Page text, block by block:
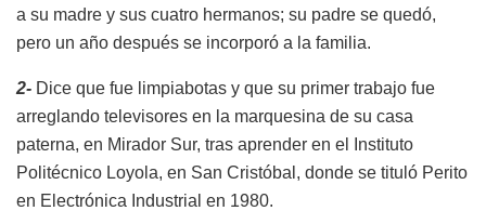
a su madre y sus cuatro hermanos; su padre se quedó,
pero un año después se incorporó a la familia.
2- Dice que fue limpiabotas y que su primer trabajo fue
arreglando televisores en la marquesina de su casa
paterna, en Mirador Sur, tras aprender en el Instituto
Politécnico Loyola, en San Cristóbal, donde se tituló Perito
en Electrónica Industrial en 1980.